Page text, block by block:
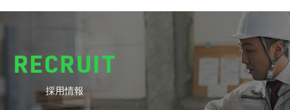
RECRUIT
採用情報